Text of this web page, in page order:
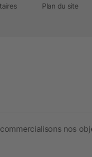
Plan du site
nos